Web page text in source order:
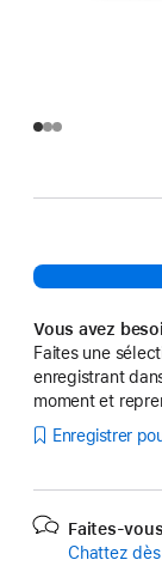
Vous avez
Faites une
enregistrant
moment et
Enregistrer
Faites-
Chattez